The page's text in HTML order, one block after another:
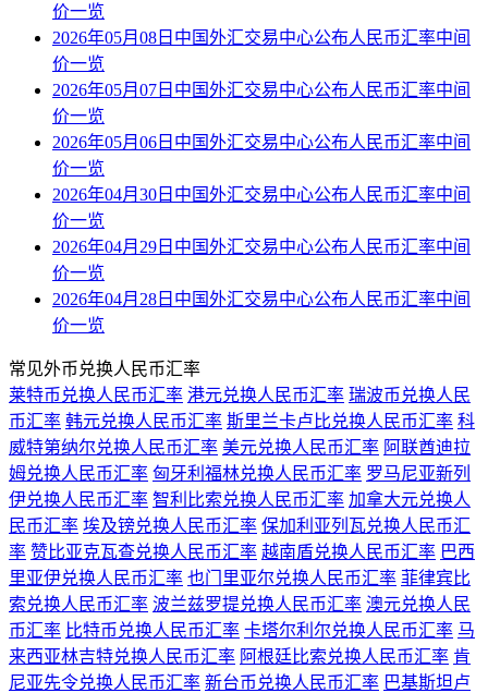
价一览
2026年05月08日中国外汇交易中心公布人民币汇率中间
价一览
2026年05月07日中国外汇交易中心公布人民币汇率中间
价一览
2026年05月06日中国外汇交易中心公布人民币汇率中间
价一览
2026年04月30日中国外汇交易中心公布人民币汇率中间
价一览
2026年04月29日中国外汇交易中心公布人民币汇率中间
价一览
2026年04月28日中国外汇交易中心公布人民币汇率中间
价一览
常见外币兑换人民币汇率
莱特币兑换人民币汇率 港元兑换人民币汇率 瑞波币兑换人民
币汇率 韩元兑换人民币汇率 斯里兰卡卢比兑换人民币汇率 科
威特第纳尔兑换人民币汇率 美元兑换人民币汇率 阿联酋迪拉
姆兑换人民币汇率 匈牙利福林兑换人民币汇率 罗马尼亚新列
伊兑换人民币汇率 智利比索兑换人民币汇率 加拿大元兑换人
民币汇率 埃及镑兑换人民币汇率 保加利亚列瓦兑换人民币汇
率 赞比亚克瓦查兑换人民币汇率 越南盾兑换人民币汇率 巴西
里亚伊兑换人民币汇率 也门里亚尔兑换人民币汇率 菲律宾比
索兑换人民币汇率 波兰兹罗提兑换人民币汇率 澳元兑换人民
币汇率 比特币兑换人民币汇率 卡塔尔利尔兑换人民币汇率 马
来西亚林吉特兑换人民币汇率 阿根廷比索兑换人民币汇率 肯
尼亚先令兑换人民币汇率 新台币兑换人民币汇率 巴基斯坦卢